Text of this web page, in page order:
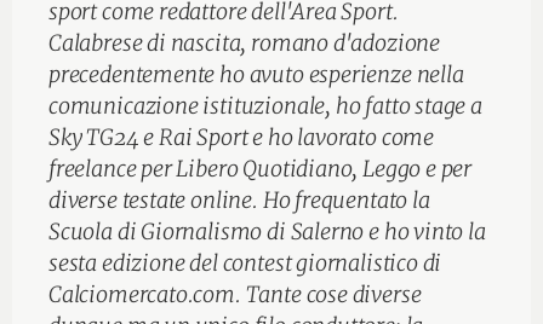
sport come redattore dell'Area Sport.
Calabrese di nascita, romano d'adozione
precedentemente ho avuto esperienze nella
comunicazione istituzionale, ho fatto stage a
Sky TG24 e Rai Sport e ho lavorato come
freelance per Libero Quotidiano, Leggo e per
diverse testate online. Ho frequentato la
Scuola di Giornalismo di Salerno e ho vinto la
sesta edizione del contest giornalistico di
Calciomercato.com. Tante cose diverse